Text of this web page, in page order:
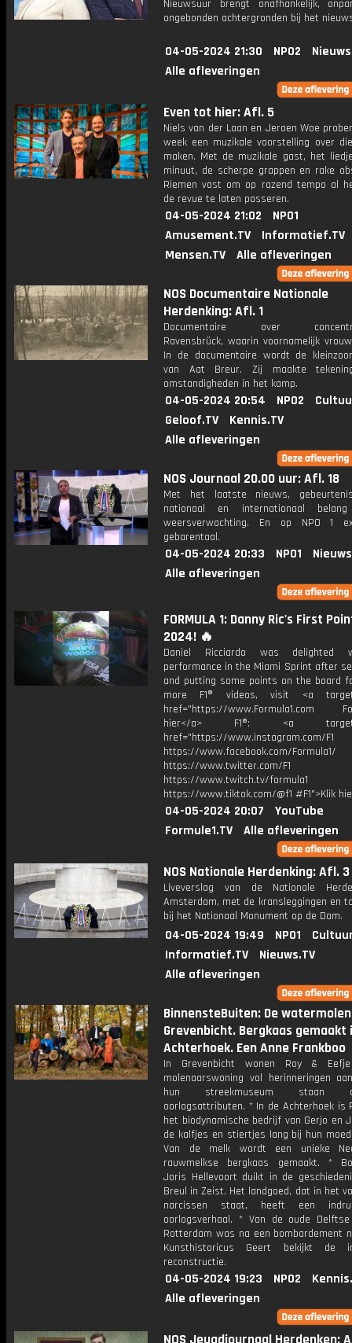
Nieuwsuur brengt onafhankelijk,
ongebonden achtergronden bij het
04-05-2024 21:30 NPO2
Alle afleveringen
Even tot hier: Afl. 5
Niels van der Laan en Jeroen Woe
week een muzikale voorstelling over
maken. Met de muzikale gast, het
minuut, de scherpe grappen en rake
Riemen vast om op razend tempo al
de revue te laten passeren.
04-05-2024 21:02
NPO1
Amusement.TV
Informatief.TV
Mensen.TV
Alle afleveringen
NOS Documentaire Nationale
Herdenking: Afl. 1
Documentaire over
Ravensbrück, waarin voornamelijk
In de documentaire wordt de
van Aat Breur. Zij maakte
omstandigheden in het kamp.
04-05-2024 20:54 NPO2
Geloof.TV
Kennis.TV
Alle afleveringen
NOS Journaal 20.00 uur: Afl. 18
Met het laatste nieuws,
nationaal en internationaal
weersverwachting. En op NPO 1
gebarentaal.
04-05-2024 20:33 NPO1
Alle afleveringen
FORMULA 1: Danny Ric's First
2024! 🔥
Daniel Ricciardo was delighted
performance in the Miami Sprint after
and putting some points on the board
more F1® videos, visit <a
href="https://www.Formula1.com
hier</a> F1®: <a
href="https://www.instagram.com/F1
https://www.facebook.com/Formula1/
https://www.twitter.com/F1
https://www.twitch.tv/formula1
https://www.tiktok.com/@f1 #F1">Klik
04-05-2024 20:07
YouTube
Formule1.TV
Alle afleveringen
NOS Nationale Herdenking: Afl. 3
Liveverslag van de Nationale
Amsterdam, met de kransleggingen en
bij het Nationaal Monument op de Dam.
04-05-2024 19:49 NPO1
Informatief.TV
Nieuws.TV
Alle afleveringen
BinnensteBuiten: De
Grevenbicht. Bergkaas gemaakt
Achterhoek. Een Anne Frankboo
In Grevenbicht wonen Roy &
molenaarswoning vol herinneringen
hun streekmuseum staan
oorlogsattributen. * In de Achterhoek is
het biodynamische bedrijf van Gerjo en
de kalfjes en stiertjes lang bij hun
Van de melk wordt een unieke
rauwmelkse bergkaas gemaakt. *
Joris Hellevoort duikt in de
Breul in Zeist. Het landgoed, dat in het
narcissen staat, heeft een
oorlogsverhaal. * Van de oude
Rotterdam was na een bombardement
Kunsthistoricus Geert bekijkt de
reconstructie.
04-05-2024 19:23 NPO2
Alle afleveringen